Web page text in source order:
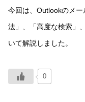
今回は、Outlookのメ
法」、「高度な検索」
いて解説しました。
0